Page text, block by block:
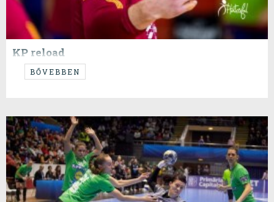
KP reload
Ebben a kusza idényben még kp-t írni sem könnyű tekintve hogy azt
sem tudjuk ki kivel jatszik mikor és bla bla. Mondjuk legalább lesz időnk
BŐVEBBEN